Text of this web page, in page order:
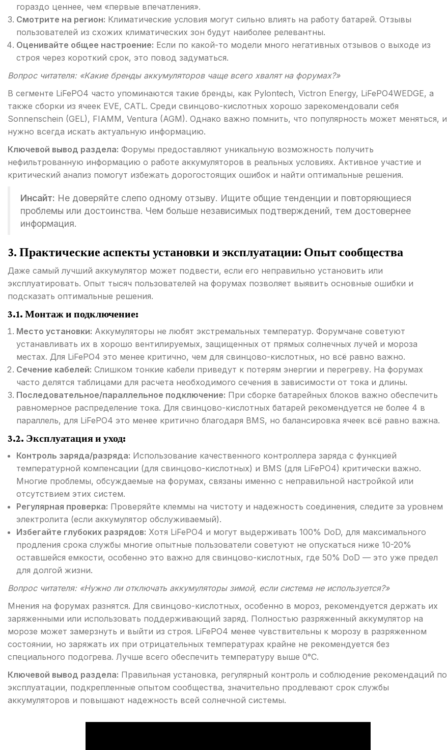
гораздо ценнее, чем «первые впечатления».
Смотрите на регион: Климатические условия могут сильно влиять на работу батарей. Отзывы
пользователей из схожих климатических зон будут наиболее релевантны.
Оценивайте общее настроение: Если по какой-то модели много негативных отзывов о выходе из
строя через короткий срок, это повод задуматься.
Вопрос читателя: «Какие бренды аккумуляторов чаще всего хвалят на форумах?»
В сегменте LiFePO4 часто упоминаются такие бренды, как Pylontech, Victron Energy, LiFePO4WEDGE, а
также сборки из ячеек EVE, CATL. Среди свинцово-кислотных хорошо зарекомендовали себя
Sonnenschein (GEL), FIAMM, Ventura (AGM). Однако важно помнить, что популярность может меняться, и
нужно всегда искать актуальную информацию.
Ключевой вывод раздела: Форумы предоставляют уникальную возможность получить
нефильтрованную информацию о работе аккумуляторов в реальных условиях. Активное участие и
критический анализ помогут избежать дорогостоящих ошибок и найти оптимальные решения.
Инсайт: Не доверяйте слепо одному отзыву. Ищите общие тенденции и повторяющиеся
проблемы или достоинства. Чем больше независимых подтверждений, тем достовернее
информация.
3. Практические аспекты установки и эксплуатации: Опыт сообщества
Даже самый лучший аккумулятор может подвести, если его неправильно установить или
эксплуатировать. Опыт тысяч пользователей на форумах позволяет выявить основные ошибки и
подсказать оптимальные решения.
3.1. Монтаж и подключение:
Место установки: Аккумуляторы не любят экстремальных температур. Форумчане советуют
устанавливать их в хорошо вентилируемых, защищенных от прямых солнечных лучей и мороза
местах. Для LiFePO4 это менее критично, чем для свинцово-кислотных, но всё равно важно.
Сечение кабелей: Слишком тонкие кабели приведут к потерям энергии и перегреву. На форумах
часто делятся таблицами для расчета необходимого сечения в зависимости от тока и длины.
Последовательное/параллельное подключение: При сборке батарейных блоков важно обеспечить
равномерное распределение тока. Для свинцово-кислотных батарей рекомендуется не более 4 в
параллель, для LiFePO4 это менее критично благодаря BMS, но балансировка ячеек всё равно важна.
3.2. Эксплуатация и уход:
Контроль заряда/разряда: Использование качественного контроллера заряда с функцией
температурной компенсации (для свинцово-кислотных) и BMS (для LiFePO4) критически важно.
Многие проблемы, обсуждаемые на форумах, связаны именно с неправильной настройкой или
отсутствием этих систем.
Регулярная проверка: Проверяйте клеммы на чистоту и надежность соединения, следите за уровнем
электролита (если аккумулятор обслуживаемый).
Избегайте глубоких разрядов: Хотя LiFePO4 и могут выдерживать 100% DoD, для максимального
продления срока службы многие опытные пользователи советуют не опускаться ниже 10-20%
оставшейся емкости, особенно это важно для свинцово-кислотных, где 50% DoD — это уже предел
для долгой жизни.
Вопрос читателя: «Нужно ли отключать аккумуляторы зимой, если система не используется?»
Мнения на форумах разнятся. Для свинцово-кислотных, особенно в мороз, рекомендуется держать их
заряженными или использовать поддерживающий заряд. Полностью разряженный аккумулятор на
морозе может замерзнуть и выйти из строя. LiFePO4 менее чувствительны к морозу в разряженном
состоянии, но заряжать их при отрицательных температурах крайне не рекомендуется без
специального подогрева. Лучше всего обеспечить температуру выше 0°C.
Ключевой вывод раздела: Правильная установка, регулярный контроль и соблюдение рекомендаций по
эксплуатации, подкрепленные опытом сообщества, значительно продлевают срок службы
аккумуляторов и повышают надежность всей солнечной системы.